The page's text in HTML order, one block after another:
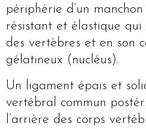
périphérie d’un
résistant et élastique
des vertèbres et en son
gélatineux (nucléus).
Un ligament épais et
vertébral commun
l’arrière des corps